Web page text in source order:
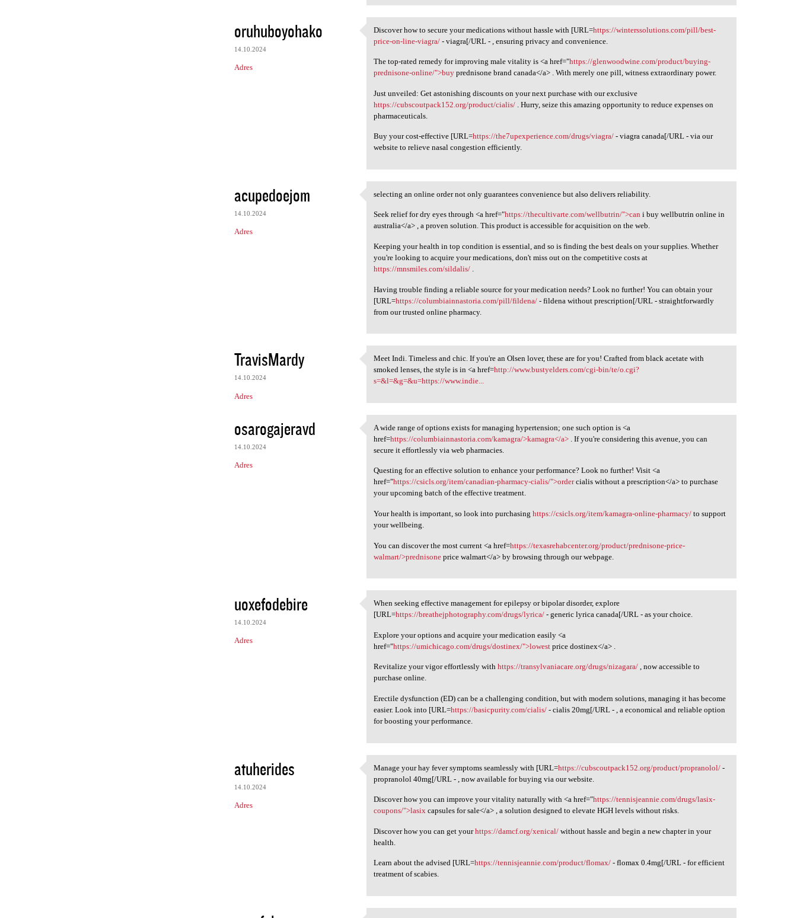
oruhuboyohako
14.10.2024
Adres
Discover how to secure your
Discover how to secure your medications without hassle with [URL=https://winterssolutions.com/pill/best-
price-on-line-viagra/ - viagra[/URL - , ensuring privacy and convenience.
The top-rated remedy for improving male vitality is <a href="https://glenwoodwine.com/product/buying-
prednisone-online/">buy prednisone brand canada</a> . With merely one pill, witness extraordinary power.
Just unveiled: Get astonishing discounts on your next purchase with our exclusive
https://cubscoutpack152.org/product/cialis/ . Hurry, seize this amazing opportunity to reduce expenses on
pharmaceuticals.
Buy your cost-effective [URL=https://the7upexperience.com/drugs/viagra/ - viagra canada[/URL - via our
website to relieve nasal congestion efficiently.
acupedoejom
14.10.2024
Adres
selecting an online order not
selecting an online order not only guarantees convenience but also delivers reliability.
Seek relief for dry eyes through <a href="https://thecultivarte.com/wellbutrin/">can i buy wellbutrin online in
australia</a> , a proven solution. This product is accessible for acquisition on the web.
Keeping your health in top condition is essential, and so is finding the best deals on your supplies. Whether
you're looking to acquire your medications, don't miss out on the competitive costs at
https://mnsmiles.com/sildalis/ .
Having trouble finding a reliable source for your medication needs? Look no further! You can obtain your
[URL=https://columbiainnastoria.com/pill/fildena/ - fildena without prescription[/URL - straightforwardly
from our trusted online pharmacy.
TravisMardy
14.10.2024
Adres
Meet Indi. Timeless and chic.
Meet Indi. Timeless and chic. If you're an Olsen lover, these are for you! Crafted from black acetate with
smoked lenses, the style is in <a href=http://www.bustyelders.com/cgi-bin/te/o.cgi?
s=&l=&g=&u=https://www.indie...
osarogajeravd
14.10.2024
Adres
A wide range of options
A wide range of options exists for managing hypertension; one such option is <a
href=https://columbiainnastoria.com/kamagra/>kamagra</a> . If you're considering this avenue, you can
secure it effortlessly via web pharmacies.
Questing for an effective solution to enhance your performance? Look no further! Visit <a
href="https://csicls.org/item/canadian-pharmacy-cialis/">ordercialis without a prescription</a> to purchase
your upcoming batch of the effective treatment.
Your health is important, so look into purchasinghttps://csicls.org/item/kamagra-online-pharmacy/ to support
your wellbeing.
You can discover the most current <a href=https://texasrehabcenter.org/product/prednisone-price-
walmart/>prednisone price walmart</a> by browsing through our webpage.
uoxefodebire
14.10.2024
Adres
When seeking effective
When seeking effective management for epilepsy or bipolar disorder, explore
[URL=https://breathejphotography.com/drugs/lyrica/ - generic lyrica canada[/URL - as your choice.
Explore your options and acquire your medication easily <a
href="https://umichicago.com/drugs/dostinex/">lowest price dostinex</a> .
Revitalize your vigor effortlessly withhttps://transylvaniacare.org/drugs/nizagara/ , now accessible to
purchase online.
Erectile dysfunction (ED) can be a challenging condition, but with modern solutions, managing it has become
easier. Look into [URL=https://basicpurity.com/cialis/ - cialis 20mg[/URL - , a economical and reliable option
for boosting your performance.
atuherides
14.10.2024
Adres
Manage your hay fever
Manage your hay fever symptoms seamlessly with [URL=https://cubscoutpack152.org/product/propranolol/ -
propranolol 40mg[/URL - , now available for buying via our website.
Discover how you can improve your vitality naturally with <a href="https://tennisjeannie.com/drugs/lasix-
coupons/">lasix capsules for sale</a> , a solution designed to elevate HGH levels without risks.
Discover how you can get yourhttps://damcf.org/xenical/ without hassle and begin a new chapter in your
health.
Learn about the advised [URL=https://tennisjeannie.com/product/flomax/ - flomax 0.4mg[/URL - for efficient
treatment of scabies.